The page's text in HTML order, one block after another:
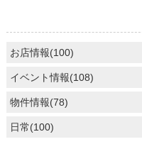
お店情報(100)
イベント情報(108)
物件情報(78)
日常(100)